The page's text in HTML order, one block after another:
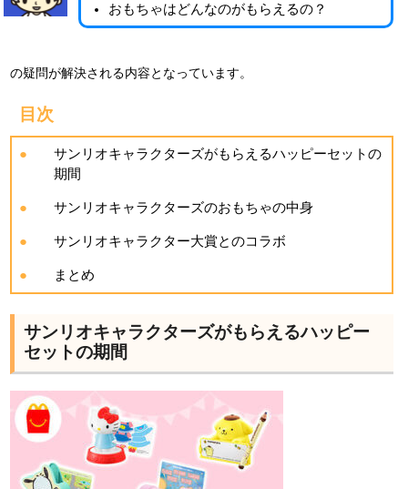
おもちゃはどんなのがもらえるの？
の疑問が解決される内容となっています。
目次
サンリオキャラクターズがもらえるハッピーセットの
期間
サンリオキャラクターズのおもちゃの中身
サンリオキャラクター大賞とのコラボ
まとめ
サンリオキャラクターズがもらえるハッピー
セットの期間